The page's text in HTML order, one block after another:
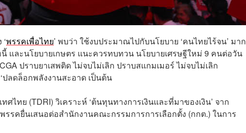
พรรคเพื่อไทย’ พบว่า ใช้งบประมาณไปกับนโยบาย ‘คนไทยไร้จน’ มาก
และนโยบายเกษตร แนะควรทบทวน นโยบายเศรษฐีใหม่ 9 คนต่อวัน
ปราบยาเสพติด ไม่จบไม่เลิก ปราบสแกมเมอร์ ไม่จบไม่เลิก
ปลดล็อกพลังงานสะอาด เป็นต้น
ทย (TDRI) วิเคราะห์ ‘ต้นทุนทางการเงินและที่มาของเงิน’ จาก
พรรคยื่นเสนอต่อสำนักงานคณะกรรมการการเลือกตั้ง (กกต.) ในการ